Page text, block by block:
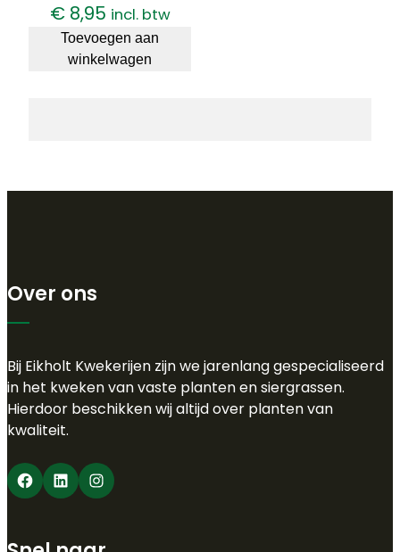
€8,95 incl. btw
Toevoegen aan
winkelwagen
Over ons
Bij Eikholt Kwekerijen zijn we jarenlang gespecialiseerd
in het kweken van vaste planten en siergrassen.
Hierdoor beschikken wij altijd over planten van
kwaliteit.
Facebook LinkedIn Instagram